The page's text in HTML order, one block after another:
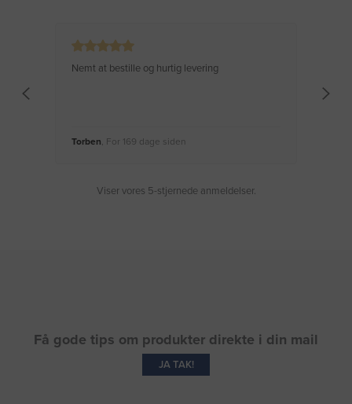
Nemt at bestille og hurtig levering
Torben, For 169 dage siden
Viser vores 5-stjernede anmeldelser.
Få gode tips om produkter direkte i din mail
JA TAK!